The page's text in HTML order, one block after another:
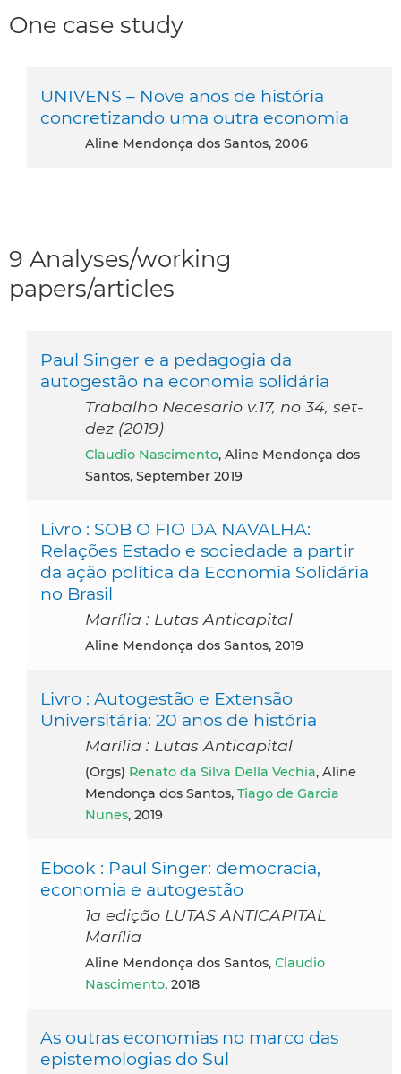
One case study
UNIVENS – Nove anos de história
concretizando uma outra economia
Aline Mendonça dos Santos, 2006
9 Analyses/working
papers/articles
Paul Singer e a pedagogia da
autogestão na economia solidária
Trabalho Necesario v.17, no 34, set-
dez (2019)
Claudio Nascimento, Aline Mendonça dos
Santos, September 2019
Livro : SOB O FIO DA NAVALHA:
Relações Estado e sociedade a partir
da ação política da Economia Solidária
no Brasil
Marília : Lutas Anticapital
Aline Mendonça dos Santos, 2019
Livro : Autogestão e Extensão
Universitária: 20 anos de história
Marília : Lutas Anticapital
(orgs) Renato da Silva Della Vechia, Aline
Mendonça dos Santos, Tiago de Garcia
Nunes, 2019
Ebook : Paul Singer: democracia,
economia e autogestão
1a edição LUTAS ANTICAPITAL
Marília
Aline Mendonça dos Santos, Claudio
Nascimento, 2018
As outras economias no marco das
epistemologias do Sul